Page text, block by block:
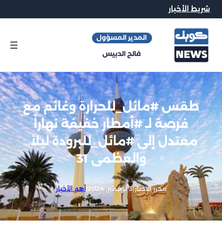
شريط الأخبار
طقس #مائل_للحرارة وغائم مع
فرصة لـ #أمطار خفيفة نهاراً
معتدل إلى #مائل_للبرودة ليلاً..
والعظمى 31
محرر الاخبار|3 نوفمبر, 2024 |أهم الأخبار